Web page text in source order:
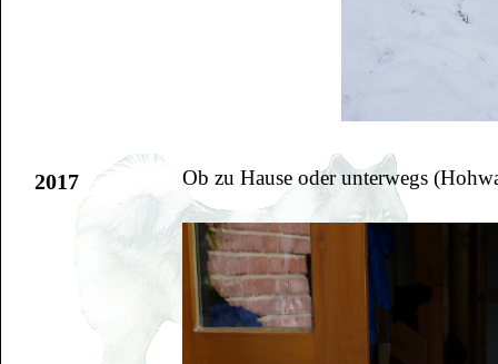
2017 Ob zu Hause oder unterwegs